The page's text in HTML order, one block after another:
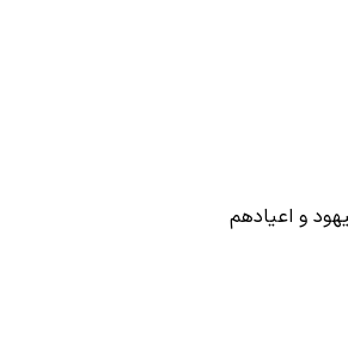
و اعیادهم